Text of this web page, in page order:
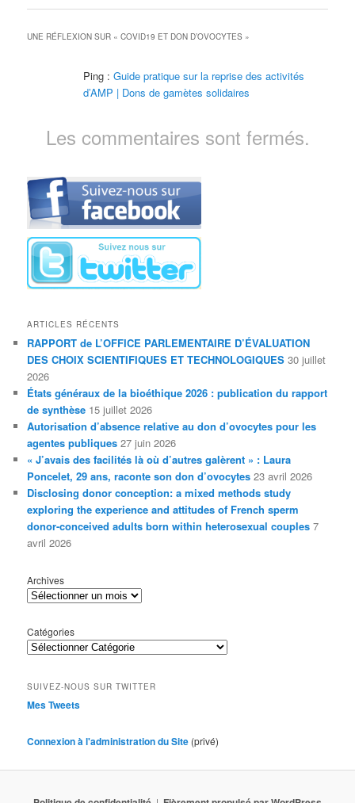
UNE RÉFLEXION SUR «COVID19 ET DON D’OVOCYTES »
Ping :Guide pratique sur la reprise des activités
d’AMP | Dons de gamètes solidaires
Les commentaires sont fermés.
ARTICLES RÉCENTS
RAPPORT de L’OFFICE PARLEMENTAIRE D’ÉVALUATION
DES CHOIX SCIENTIFIQUES ET TECHNOLOGIQUES 30 juillet
2026
États généraux de la bioéthique 2026 : publication du rapport
de synthèse 15 juillet 2026
Autorisation d’absence relative au don d’ovocytes pour les
agentes publiques 27 juin 2026
« J’avais des facilités là où d’autres galèrent » : Laura
Poncelet, 29 ans, raconte son don d’ovocytes 23 avril 2026
Disclosing donor conception: a mixed methods study
exploring the experience and attitudes of French sperm
donor-conceived adults born within heterosexual couples 7
avril 2026
Archives
Catégories
SUIVEZ-NOUS SUR TWITTER
Mes Tweets
Connexion à l'administration du Site (privé)